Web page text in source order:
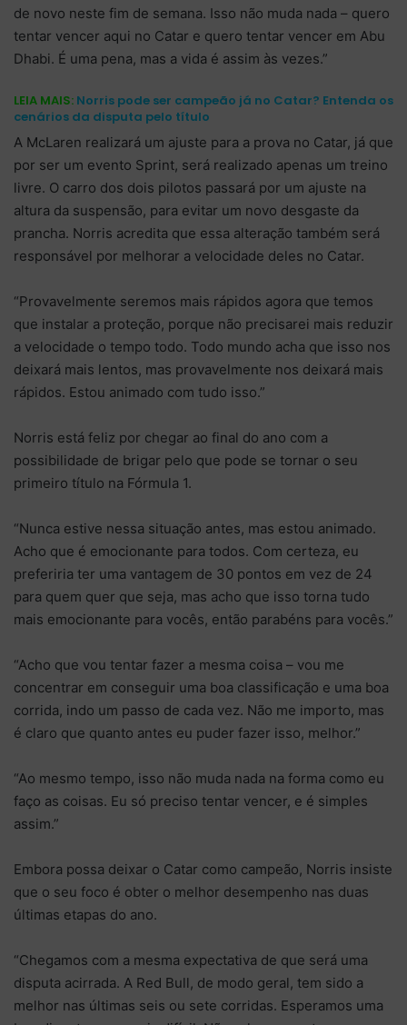
de novo neste fim de semana. Isso não muda nada – quero
tentar vencer aqui no Catar e quero tentar vencer em Abu
Dhabi. É uma pena, mas a vida é assim às vezes.”
LEIA MAIS: Norris pode ser campeão já no Catar? Entenda os
cenários da disputa pelo título
A McLaren realizará um ajuste para a prova no Catar, já que
por ser um evento Sprint, será realizado apenas um treino
livre. O carro dos dois pilotos passará por um ajuste na
altura da suspensão, para evitar um novo desgaste da
prancha. Norris acredita que essa alteração também será
responsável por melhorar a velocidade deles no Catar.
“Provavelmente seremos mais rápidos agora que temos
que instalar a proteção, porque não precisarei mais reduzir
a velocidade o tempo todo. Todo mundo acha que isso nos
deixará mais lentos, mas provavelmente nos deixará mais
rápidos. Estou animado com tudo isso.”
Norris está feliz por chegar ao final do ano com a
possibilidade de brigar pelo que pode se tornar o seu
primeiro título na Fórmula 1.
“Nunca estive nessa situação antes, mas estou animado.
Acho que é emocionante para todos. Com certeza, eu
preferiria ter uma vantagem de 30 pontos em vez de 24
para quem quer que seja, mas acho que isso torna tudo
mais emocionante para vocês, então parabéns para vocês.”
“Acho que vou tentar fazer a mesma coisa – vou me
concentrar em conseguir uma boa classificação e uma boa
corrida, indo um passo de cada vez. Não me importo, mas
é claro que quanto antes eu puder fazer isso, melhor.”
“Ao mesmo tempo, isso não muda nada na forma como eu
faço as coisas. Eu só preciso tentar vencer, e é simples
assim.”
Embora possa deixar o Catar como campeão, Norris insiste
que o seu foco é obter o melhor desempenho nas duas
últimas etapas do ano.
“Chegamos com a mesma expectativa de que será uma
disputa acirrada. A Red Bull, de modo geral, tem sido a
melhor nas últimas seis ou sete corridas. Esperamos uma